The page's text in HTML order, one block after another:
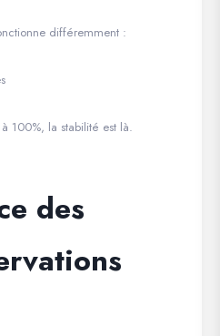
différemment :
100%, la stabilité est là.
des